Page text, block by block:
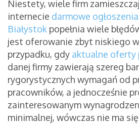
Niestety, wiele firm
internecie darmowe
Białystok popełnia wiele
jest oferowanie zbyt niskiego
przypadku, gdy aktualne oferty
danej firmy zawierają szereg
rygorystycznych wymagań od
pracowników, a jednocześnie
zainteresowanym
minimalnej, wówczas nie ma